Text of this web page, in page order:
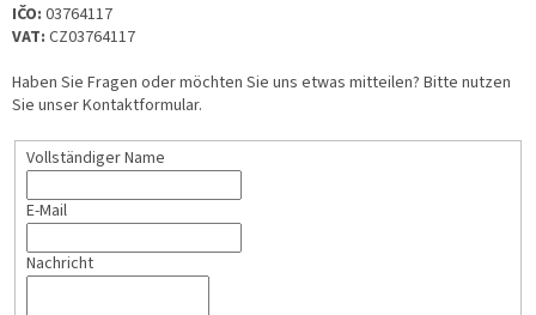
IČO: 03764117
VAT: CZ03764117
Haben Sie Fragen oder möchten Sie uns etwas mitteilen? Bitte nutzen
Sie unser Kontaktformular.
Vollständiger Name
E-Mail
Nachricht